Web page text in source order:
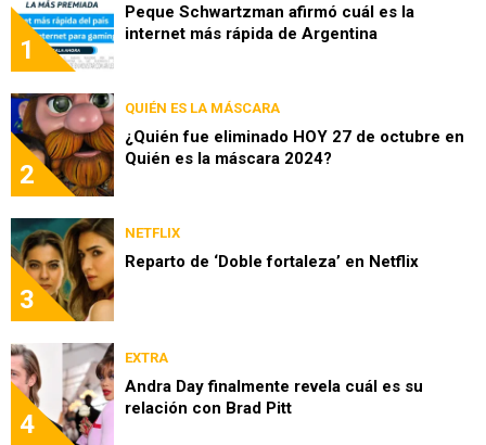
1
Peque Schwartzman afirmó cuál es la
internet más rápida de Argentina
2
QUIÉN ES LA MÁSCARA
¿Quién fue eliminado HOY 27 de octubre en
Quién es la máscara 2024?
3
NETFLIX
Reparto de ‘Doble fortaleza’ en Netflix
4
EXTRA
Andra Day finalmente revela cuál es su
relación con Brad Pitt